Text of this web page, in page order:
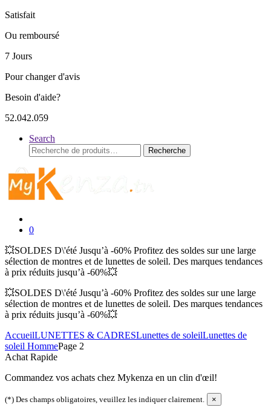
Satisfait
Ou remboursé
7 Jours
Pour changer d'avis
Besoin d'aide?
52.042.059
Search
Recherche
pour :
Recherche
0
💥SOLDES D\'été Jusqu’à -60% Profitez des soldes sur une large
sélection de montres et de lunettes de soleil. Des marques tendances
à prix réduits jusqu’à -60%💥
💥SOLDES D\'été Jusqu’à -60% Profitez des soldes sur une large
sélection de montres et de lunettes de soleil. Des marques tendances
à prix réduits jusqu’à -60%💥
AccueilLUNETTES & CADRESLunettes de soleilLunettes de
soleil HommePage 2
Achat Rapide
Commandez vos achats chez Mykenza en un clin d'œil!
(*) Des champs obligatoires, veuillez les indiquer clairement. ×